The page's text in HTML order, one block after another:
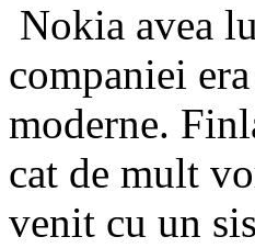
Nokia avea
companiei
moderne.
cat de mult
venit cu un